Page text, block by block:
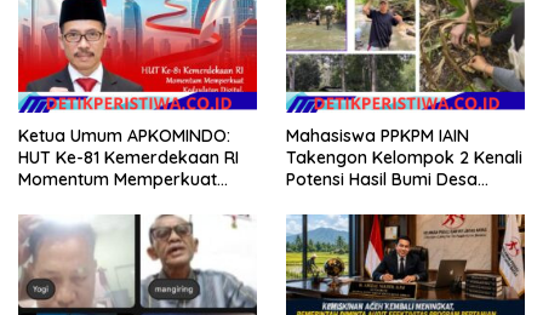
Ketua Umum APKOMINDO:
HUT Ke-81 Kemerdekaan RI
Momentum Memperkuat
Teknologi, dan Kepastian
Hukum Menuju Indonesia
Emas 2045
Mahasiswa PPKPM IAIN
Takengon Kelompok 2 Kenali
Potensi Hasil Bumi Desa